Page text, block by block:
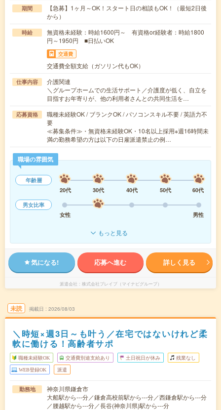
期間
【急募】1ヶ月～OK！スタート日の相談もOK！（最短2日後
から）
時給
無資格未経験：時給1600円～ 有資格or経験者：時給1800
円～1950円 ■日払いOK
交通費
交通費全額支給（ガソリン代もOK）
仕事内容
介護関連
＼グループホームでの生活サポート／介護度が低く、自立を
目指すお年寄りが、他の利用者さんとの共同生活を…
応募資格
職種未経験OK / ブランクOK / パソコンスキル不要 / 英語力不
要
≪募集条件≫・無資格未経験OK・10名以上採用※週16時間未
満の勤務希望の方は以下の日雇派遣禁止の例…
職場の雰囲気
年齢層
20代
30代 40代 50代
60代
男女比率
女性
男性
もっと見る
気になる! 応募へ進む 詳しく見る
派遣会社 株式会社ブレイブ（マイナビグループ）
未読 掲載日 2026/08/03
＼時短×週3日～も叶う／在宅ではないけれど柔
軟に働ける！高齢者サポ
職種未経験OK 交通費別途支給あり 土日祝日が休み 残業なし
WEB登録OK 派遣
勤務地
神奈川県鎌倉市
大船駅から---分／鎌倉高校前駅から---分／西鎌倉駅から---分
／腰越駅から---分／長谷(神奈川県)駅から---分